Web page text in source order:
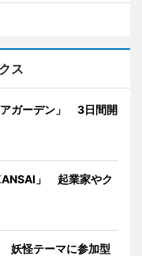
ス
アガーデン」 3日間開
」 起業家やク
妖怪テーマに参加型